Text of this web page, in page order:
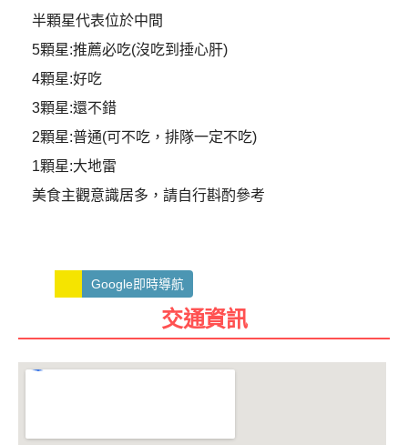
半顆星代表位於中間
5顆星:推薦必吃(沒吃到捶心肝)
4顆星:好吃
3顆星:還不錯
2顆星:普通(可不吃，排隊一定不吃)
1顆星:大地雷
美食主觀意識居多，請自行斟酌參考
Google即時導航
交通資訊